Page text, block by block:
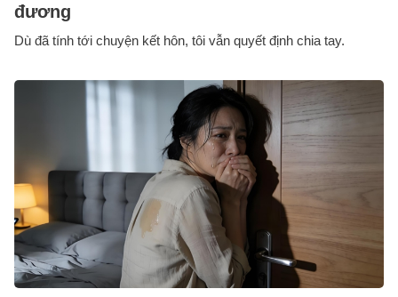
đương
Dù đã tính tới chuyện kết hôn, tôi vẫn quyết định chia tay.